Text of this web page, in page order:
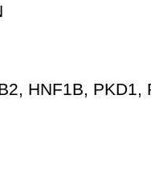
HNF1B, PKD1,